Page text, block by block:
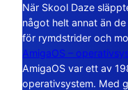
När Skool Daze
något helt annat än
för rymdstrider och
AmigaOS –
AmigaOS var ett av
operativsystem. Med